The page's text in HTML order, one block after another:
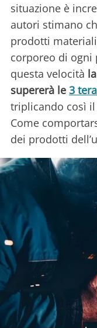
situazione è
autori stimano
prodotti
corporeo di ogni
questa velocità
supererà le 3
triplicando così
Come
dei prodotti